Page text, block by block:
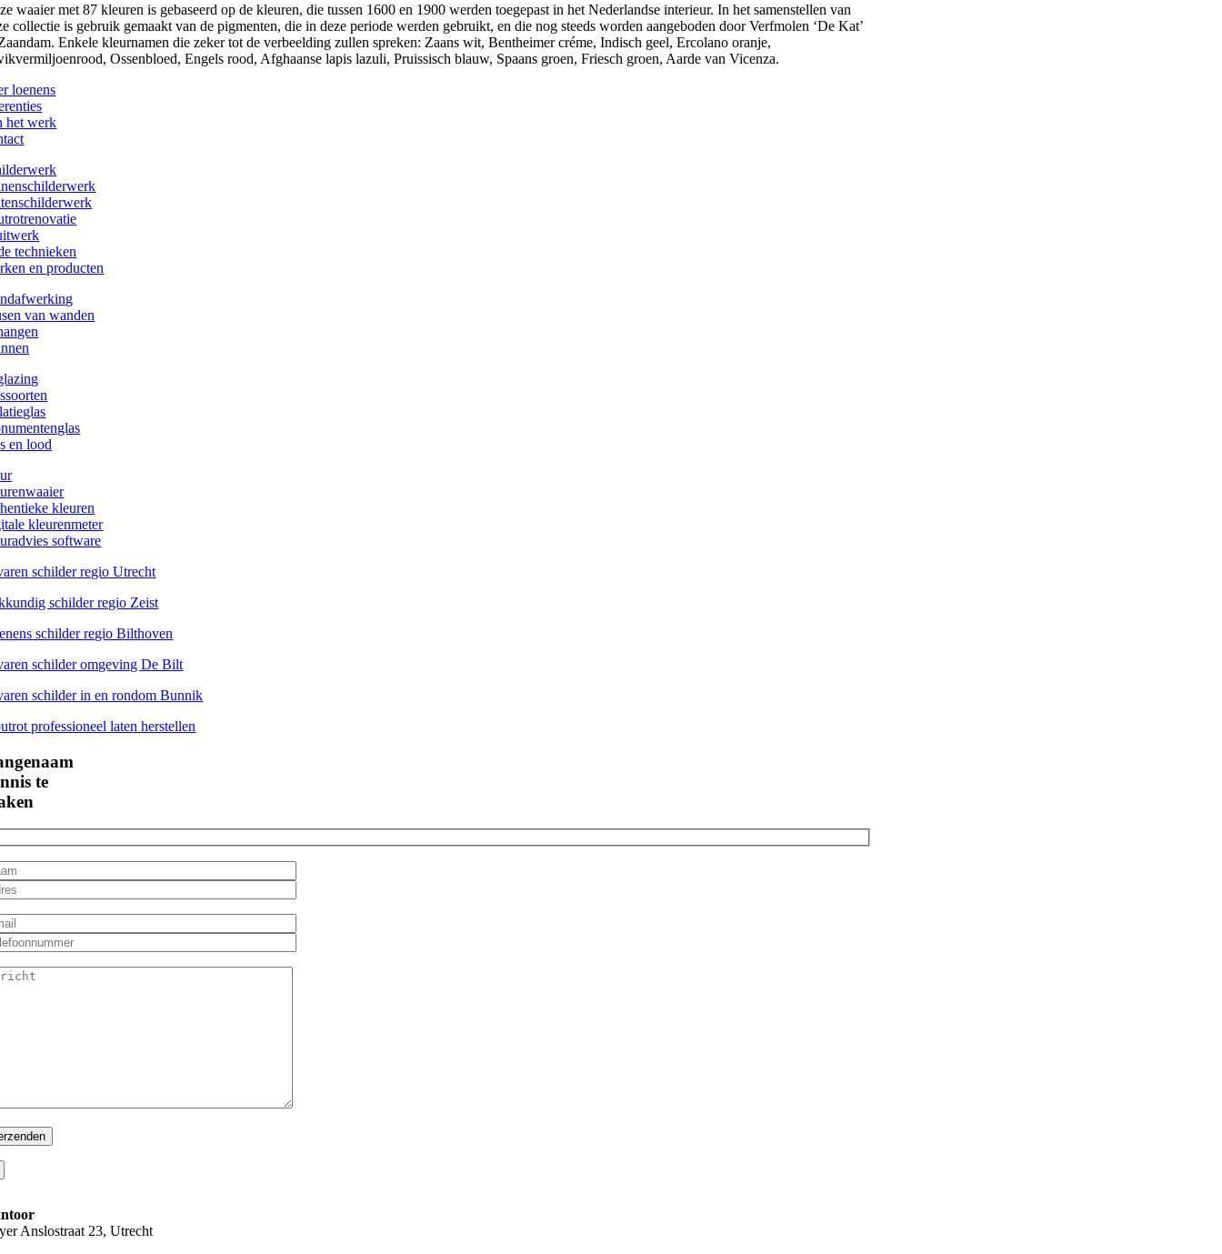
waaier met 87 kleuren is gebaseerd op de kleuren, die tussen 1600 en 1900 werden toegepast in het Nederlandse interieur. In het samenstellen van
collectie is gebruik gemaakt van de pigmenten, die in deze periode werden gebruikt, en die nog steeds worden aangeboden door Verfmolen ‘De Kat’
Enkele kleurnamen die zeker tot de verbeelding zullen spreken: Zaans wit, Bentheimer créme, Indisch geel, Ercolano oranje,
Ossenbloed, Engels rood, Afghaanse lapis lazuli, Pruissisch blauw, Spaans groen, Friesch groen, Aarde van Vicenza.
loenens
het werk
technieken
en producten
van wanden
en lood
kleuren
kleurenmeter
software
schilder regio Utrecht
schilder regio Zeist
schilder regio Bilthoven
schilder omgeving De Bilt
schilder in en rondom Bunnik
professioneel laten herstellen
te
Anslostraat 23, Utrecht